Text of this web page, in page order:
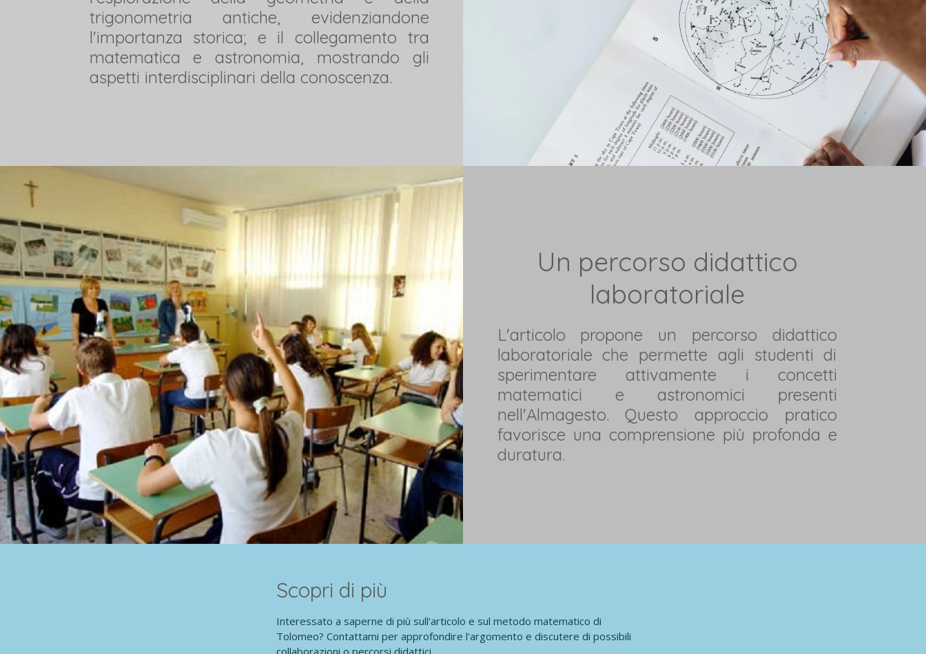
trigonometria antiche, evidenziandone
l'importanza storica; e il collegamento tra
matematica e astronomia, mostrando gli
aspetti interdisciplinari della conoscenza.
Un percorso didattico
laboratoriale
L'articolo propone un percorso didattico
laboratoriale che permette agli studenti di
sperimentare attivamente i concetti
matematici e astronomici presenti
nell'Almagesto. Questo approccio pratico
favorisce una comprensione più profonda e
duratura.
Scopri di più
Interessato a saperne di più sull'articolo e sul metodo matematico di
Tolomeo? Contattami per approfondire l'argomento e discutere di possibili